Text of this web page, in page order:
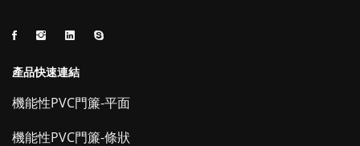
產品快速連結
機能性PVC門簾-平面
機能性PVC門簾-條狀